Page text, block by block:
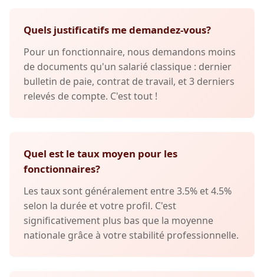
Quels justificatifs me demandez-vous?
Pour un fonctionnaire, nous demandons moins
de documents qu'un salarié classique : dernier
bulletin de paie, contrat de travail, et 3 derniers
relevés de compte. C'est tout !
Quel est le taux moyen pour les
fonctionnaires?
Les taux sont généralement entre 3.5% et 4.5%
selon la durée et votre profil. C'est
significativement plus bas que la moyenne
nationale grâce à votre stabilité professionnelle.